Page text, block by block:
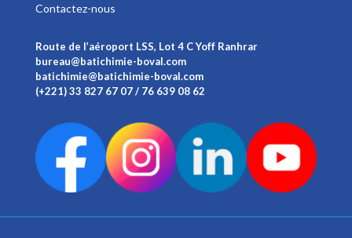
Contactez-nous
Route de l’aéroport LSS, Lot 4 C Yoff Ranhrar
bureau@batichimie-boval.com
batichimie@batichimie-boval.com
(+221) 33 827 67 07 / 76 639 08 62